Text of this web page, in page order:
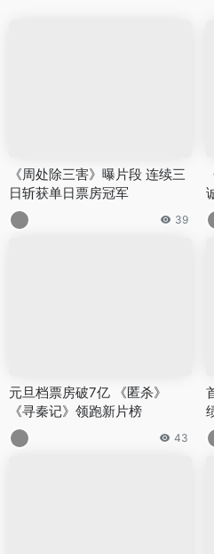
《周处除三害》曝片段 连续三
日斩获单日票房冠军
39
元旦档票房破7亿 《匿杀》
《寻秦记》领跑新片榜
43